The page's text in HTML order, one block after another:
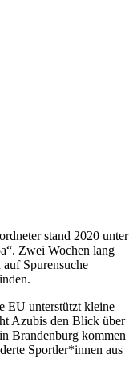
stand 2020 unter
Zwei Wochen lang
Spurensuche
EU unterstützt kleine
Azubis den Blick über
Brandenburg kommen
Sportler*innen aus